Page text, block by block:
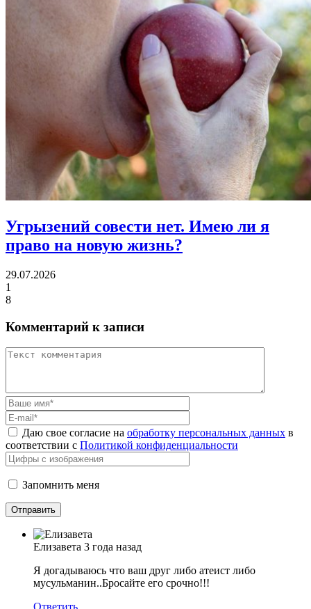
Угрызений совести нет. Имею ли я
право на новую жизнь?
29.07.2026
1
8
Комментарий к записи
Даю свое согласие на обработку персональных данных в
соответствии с Политикой конфиденциальности
Запомнить меня
Елизавета 3 года назад
Я догадываюсь что ваш друг либо атеист либо
мусульманин..Бросайте его срочно!!!